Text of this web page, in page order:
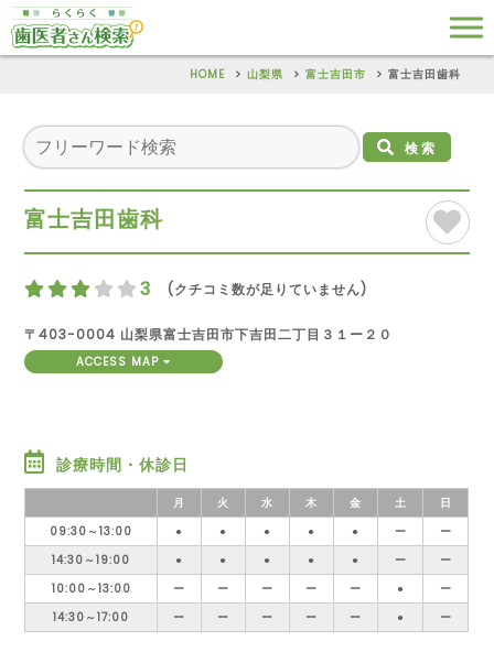
HOME 山梨県 富士吉田市 富士吉田歯科
検索
富士吉田歯科
3 (クチコミ数が足りていません)
〒403-0004 山梨県富士吉田市下吉田二丁目３１ー２０
ACCESS MAP
診療時間・休診日
月 火 水 木 金 土
日
09:30～13:00
● ● ● ● ● ー
ー
14:30～19:00
● ● ● ● ● ー
ー
10:00～13:00
ー ー ー ー ー ●
ー
14:30～17:00
ー ー ー ー ー ● ー